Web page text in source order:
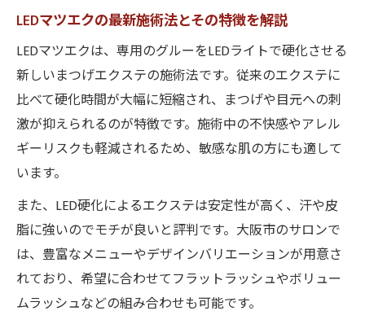
意
LEDマツエクのオフ時に気をつけたいこと
LEDマツエク施術後のケアで差が出る理由
持続力が魅力のLEDマツエク活用テクニック
LEDマツエクの持続力を高めるコツとは
LEDマツエクの仕上がりを長持ちさせる方法
LEDマツエク愛用者の実践的な活用術
LEDマツエクのメイクや洗顔時の注意点
LEDマツエクの最新施術法とその特徴を解説
LEDマツエクは、専用のグルーをLEDライトで硬化させる
新しいまつげエクステの施術法です。従来のエクステに
比べて硬化時間が大幅に短縮され、まつげや目元への刺
激が抑えられるのが特徴です。施術中の不快感やアレル
ギーリスクも軽減されるため、敏感な肌の方にも適して
います。
また、LED硬化によるエクステは安定性が高く、汗や皮
脂に強いのでモチが良いと評判です。大阪市のサロンで
は、豊富なメニューやデザインバリエーションが用意さ
れており、希望に合わせてフラットラッシュやボリュー
ムラッシュなどの組み合わせも可能です。